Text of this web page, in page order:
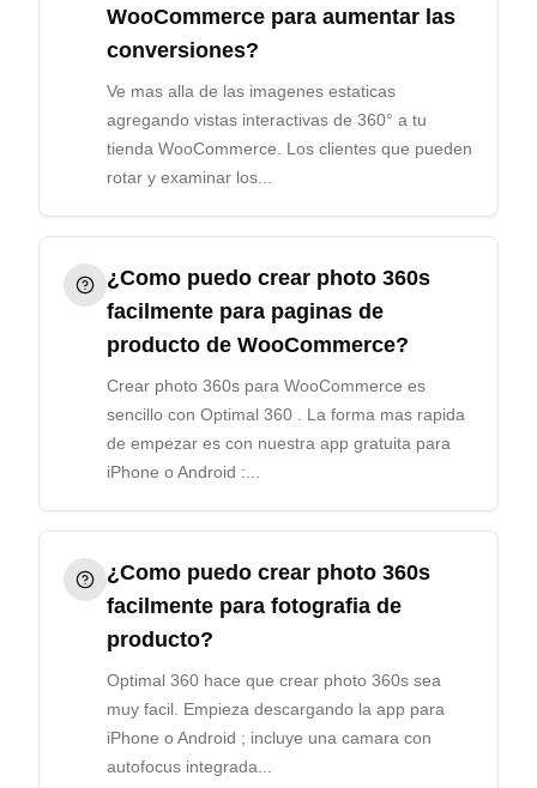
WooCommerce para aumentar las
conversiones?
Ve mas alla de las imagenes estaticas
agregando vistas interactivas de 360° a tu
tienda WooCommerce. Los clientes que pueden
rotar y examinar los...
¿Como puedo crear photo 360s
facilmente para paginas de
producto de WooCommerce?
Crear photo 360s para WooCommerce es
sencillo con Optimal 360 . La forma mas rapida
de empezar es con nuestra app gratuita para
iPhone o Android :...
¿Como puedo crear photo 360s
facilmente para fotografia de
producto?
Optimal 360 hace que crear photo 360s sea
muy facil. Empieza descargando la app para
iPhone o Android ; incluye una camara con
autofocus integrada...